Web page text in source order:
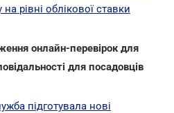
рівні облікової ставки
онлайн-перевірок для
для посадовців
підготувала нові